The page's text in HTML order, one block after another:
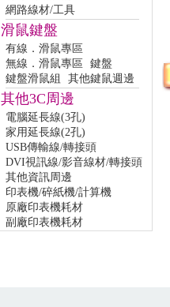
網路線材/工具
滑鼠鍵盤
有線．滑鼠專區
無線．滑鼠專區
鍵盤
鍵盤滑鼠組
其他鍵鼠週邊
其他3C周邊
電腦延長線(3孔)
家用延長線(2孔)
USB傳輸線/轉接頭
DVI視訊線/影音線材/轉接頭
其他資訊周邊
印表機/碎紙機/計算機
原廠印表機耗材
副廠印表機耗材